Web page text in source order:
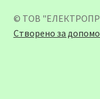
© ТОВ
Створено за